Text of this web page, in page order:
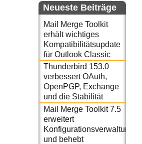
Neueste Beiträge
Mail Merge Toolkit
erhält wichtiges
Kompatibilitätsupdate
für Outlook Classic
Thunderbird 153.0
verbessert OAuth,
OpenPGP, Exchange
und die Stabilität
Mail Merge Toolkit 7.5
erweitert
Konfigurationsverwaltung
und behebt